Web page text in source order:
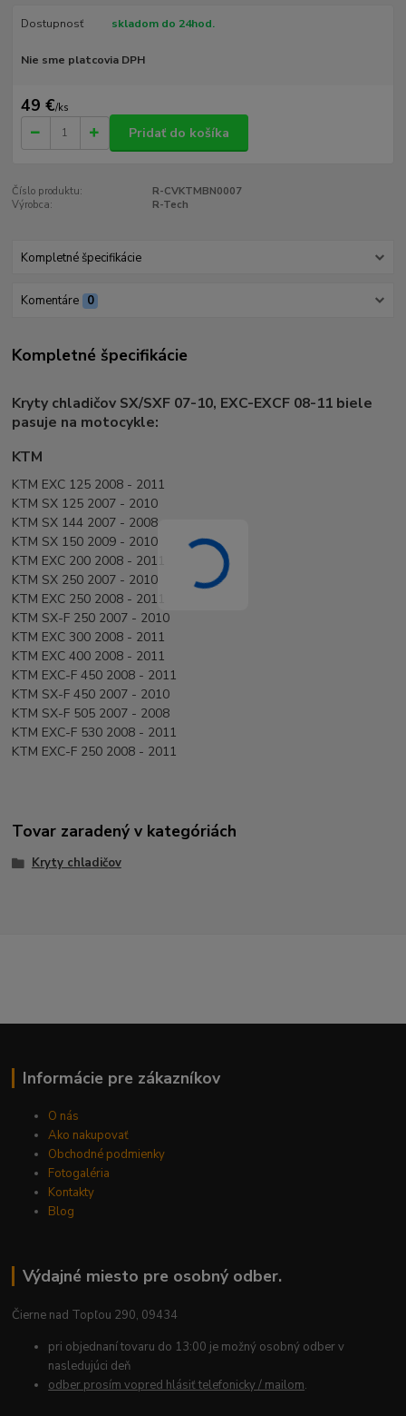
Dostupnosť skladom do 24hod.
Nie sme platcovia DPH
49 €/ks
Pridať do košíka
Číslo produktu:
R-CVKTMBN0007
Výrobca:
R-Tech
Kompletné špecifikácie
Komentáre 0
Kompletné špecifikácie
Kryty chladičov SX/SXF 07-10, EXC-EXCF 08-11 biele
pasuje na motocykle:
KTM
KTM EXC 125 2008 - 2011
KTM SX 125 2007 - 2010
KTM SX 144 2007 - 2008
KTM SX 150 2009 - 2010
KTM EXC 200 2008 - 2011
KTM SX 250 2007 - 2010
KTM EXC 250 2008 - 2011
KTM SX-F 250 2007 - 2010
KTM EXC 300 2008 - 2011
KTM EXC 400 2008 - 2011
KTM EXC-F 450 2008 - 2011
KTM SX-F 450 2007 - 2010
KTM SX-F 505 2007 - 2008
KTM EXC-F 530 2008 - 2011
KTM EXC-F 250 2008 - 2011
Tovar zaradený v kategóriách
Kryty chladičov
Informácie pre zákazníkov
O nás
Ako nakupovať
Obchodné podmienky
Fotogaléria
Kontakty
Blog
Výdajné miesto pre osobný odber.
Čierne nad Topľou 290, 09434
pri objednaní tovaru do 13:00 je možný osobný odber v
nasledujúci deň
odber prosím vopred hlásiť telefonicky / mailom.